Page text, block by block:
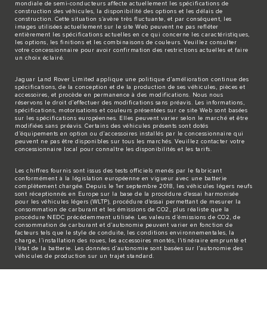
mondiale de semi-conducteurs affecte actuellement les spécifications de
construction des véhicules, la disponibilité des options et les délais de
construction. Cette situation s’avère très fluctuante, et par conséquent, les
images utilisées actuellement sur le site Web peuvent ne pas refléter
entièrement les spécifications actuelles en ce qui concerne les caractéristiques,
les options, les finitions et les combinaisons de couleurs. Veuillez consulter
votre concessionnaire pour avoir confirmation des restrictions actuelles et faire
un choix éclairé.
Jaguar Land Rover Limited applique une politique d’amélioration continue des
spécifications, de la conception et de la production de ses véhicules, pièces et
accessoires, et procède en permanence à des modifications. Nous nous
réservons le droit d’effectuer des modifications sans préavis. Les informations,
spécifications, motorisations et couleurs présentées sur ce site Web sont basées
sur les spécifications européennes. Elles peuvent varier selon le marché et être
modifiées sans préavis. Certains des véhicules présents sont dotés
d’équipements en option ou d’accessoires installés par le concessionnaire qui
peuvent ne pas être disponibles sur tous les marchés. Veuillez contacter votre
concessionnaire local pour connaître les disponibilités et les tarifs.
Les chiffres fournis sont issus des tests officiels menés par le fabricant
conformément à la législation européenne en vigueur avec une batterie
complètement chargée. Depuis le 1er septembre 2018, les véhicules légers neufs
sont réceptionnés en Europe sur la base de la procédure d'essai harmonisée
pour les véhicules légers (WLTP), procédure d'essai permettant de mesurer la
consommation de carburant et les émissions de CO2, plus réaliste que la
procédure NEDC précédemment utilisée. Les valeurs d’émissions de CO2, de
consommation de carburant et d’autonomie peuvent varier en fonction de
facteurs tels que le style de conduite, les conditions environnementales, la
charge, l’installation des roues, les accessoires montés, l'itinéraire emprunté et
l’état de la batterie. Les données d’autonomie sont basées sur l’autonomie des
véhicules de production sur un trajet standard.